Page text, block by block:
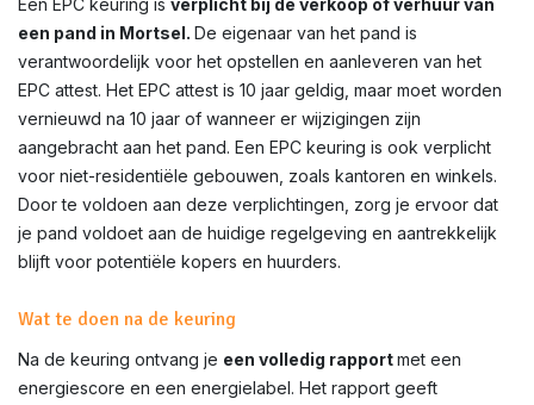
Een EPC keuring is verplicht bij de verkoop of verhuur van
een pand in Mortsel. De eigenaar van het pand is
verantwoordelijk voor het opstellen en aanleveren van het
EPC attest. Het EPC attest is 10 jaar geldig, maar moet worden
vernieuwd na 10 jaar of wanneer er wijzigingen zijn
aangebracht aan het pand. Een EPC keuring is ook verplicht
voor niet-residentiële gebouwen, zoals kantoren en winkels.
Door te voldoen aan deze verplichtingen, zorg je ervoor dat
je pand voldoet aan de huidige regelgeving en aantrekkelijk
blijft voor potentiële kopers en huurders.
Wat te doen na de keuring
Na de keuring ontvang je een volledig rapportmet een
energiescore en een energielabel. Het rapport geeft